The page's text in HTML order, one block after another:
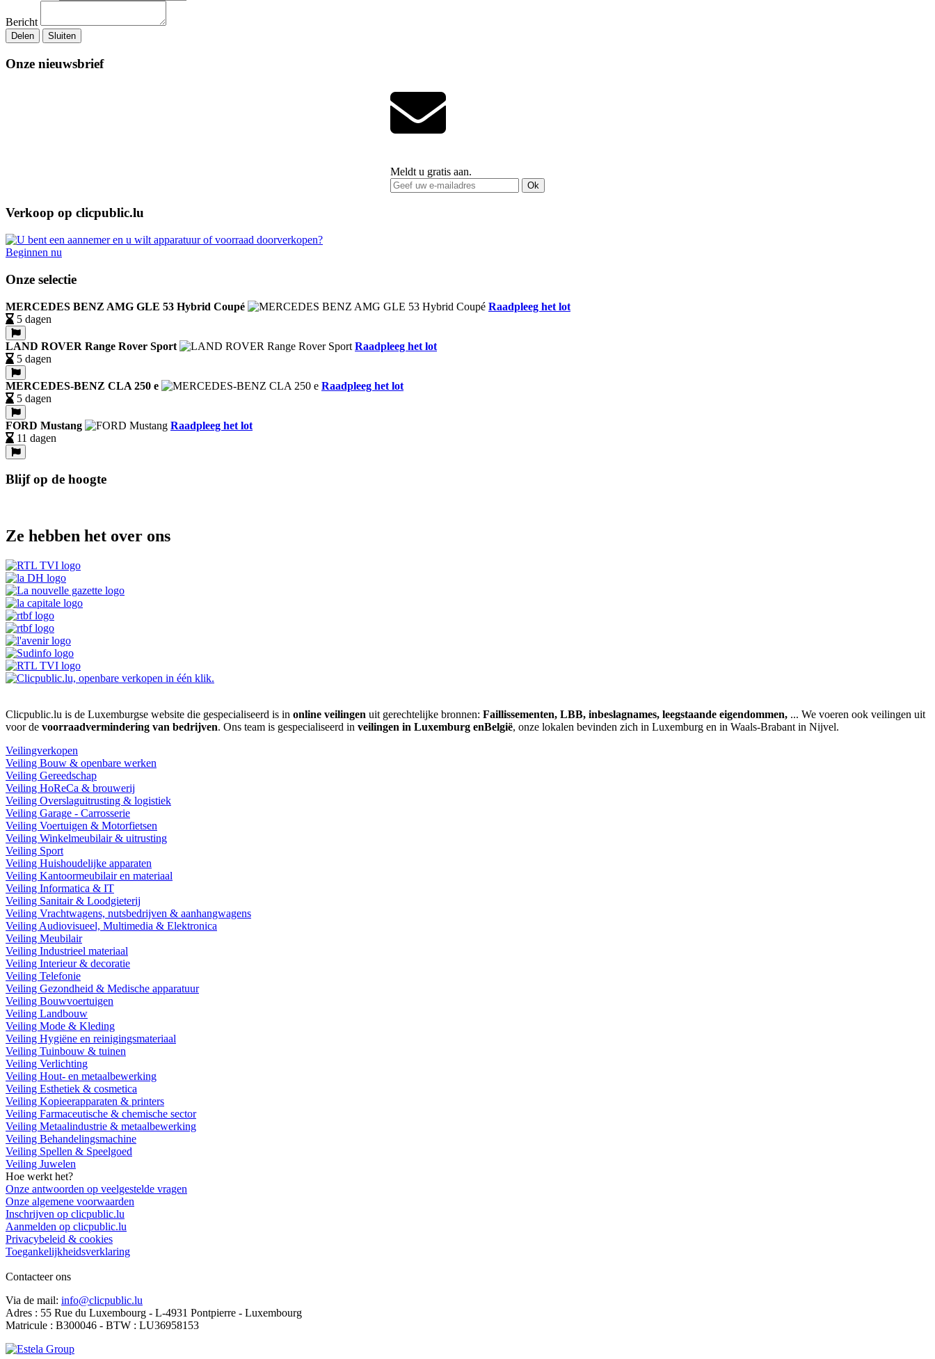
Bericht
Delen Sluiten
Onze nieuwsbrief
Meldt u gratis aan.
Ok
Verkoop op clicpublic.lu
Beginnen nu
Onze selectie
MERCEDES BENZ AMG GLE 53 Hybrid Coupé
Raadpleeg het lot
5 dagen
LAND ROVER Range Rover Sport
Raadpleeg het lot
5 dagen
MERCEDES-BENZ CLA 250 e
Raadpleeg het lot
5 dagen
FORD Mustang
Raadpleeg het lot
11 dagen
Blijf op de hoogte
Ze hebben het over ons
Clicpublic.lu is de Luxemburgse website die gespecialiseerd is in online veilingen uit gerechtelijke bronnen: Faillissementen, LBB, inbeslagnames, leegstaande eigendommen, ... We voeren ook veilingen uit
voor de voorraadvermindering van bedrijven. Ons team is gespecialiseerd in veilingen in Luxemburg enBelgië, onze lokalen bevinden zich in Luxemburg en in Waals-Brabant in Nijvel.
Veilingverkopen
Veiling Bouw & openbare werken
Veiling Gereedschap
Veiling HoReCa & brouwerij
Veiling Overslaguitrusting & logistiek
Veiling Garage - Carrosserie
Veiling Voertuigen & Motorfietsen
Veiling Winkelmeubilair & uitrusting
Veiling Sport
Veiling Huishoudelijke apparaten
Veiling Kantoormeubilair en materiaal
Veiling Informatica & IT
Veiling Sanitair & Loodgieterij
Veiling Vrachtwagens, nutsbedrijven & aanhangwagens
Veiling Audiovisueel, Multimedia & Elektronica
Veiling Meubilair
Veiling Industrieel materiaal
Veiling Interieur & decoratie
Veiling Telefonie
Veiling Gezondheid & Medische apparatuur
Veiling Bouwvoertuigen
Veiling Landbouw
Veiling Mode & Kleding
Veiling Hygiëne en reinigingsmateriaal
Veiling Tuinbouw & tuinen
Veiling Verlichting
Veiling Hout- en metaalbewerking
Veiling Esthetiek & cosmetica
Veiling Kopieerapparaten & printers
Veiling Farmaceutische & chemische sector
Veiling Metaalindustrie & metaalbewerking
Veiling Behandelingsmachine
Veiling Spellen & Speelgoed
Veiling Juwelen
Hoe werkt het?
Onze antwoorden op veelgestelde vragen
Onze algemene voorwaarden
Inschrijven op clicpublic.lu
Aanmelden op clicpublic.lu
Privacybeleid & cookies
Toegankelijkheidsverklaring
Contacteer ons
Via de mail: info@clicpublic.lu
Adres : 55 Rue du Luxembourg - L-4931 Pontpierre - Luxembourg
Matricule : B300046 - BTW : LU36958153